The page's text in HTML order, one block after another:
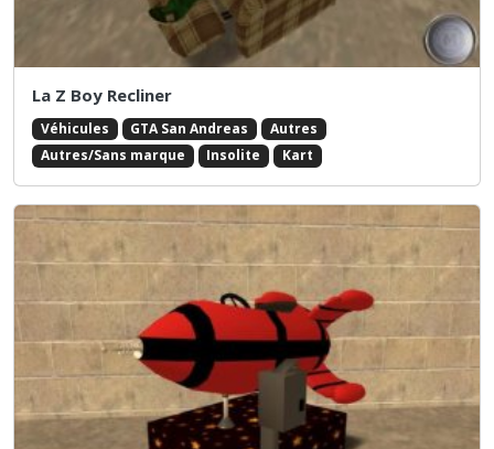
La Z Boy Recliner
Véhicules GTA San Andreas
Autres
Autres/Sans marque
Insolite Kart